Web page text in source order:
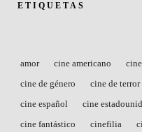
ETIQUETAS
amor cine americano
cine de género
cine de terror
cine español
cine
cine fantástico
cinefilia